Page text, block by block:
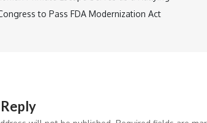
to Pass FDA Modernization Act